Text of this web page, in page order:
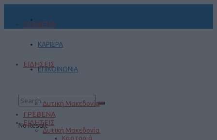
ΚΑΡΙΕΡΑ
ΕΠΙΚΟΙΝΩΝΙΑ
No Result
ΓΡΕΒΕΝΑ
ΕΙΔΗΣΕΙΣ
Δυτική Μακεδονία
ΓΡΕΒΕΝΑ
ΕΙΔΗΣΕΙΣ
Δυτική Μακεδονία
Καστοριά